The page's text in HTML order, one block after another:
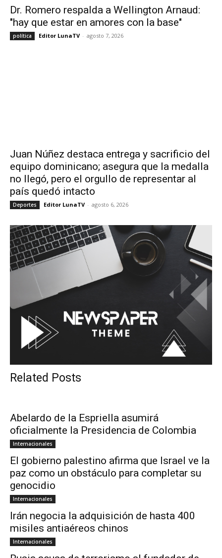
Dr. Romero respalda a Wellington Arnaud:
"hay que estar en amores con la base"
política Editor LunaTV - agosto 7, 2026
Juan Núñez destaca entrega y sacrificio del
equipo dominicano; asegura que la medalla
no llegó, pero el orgullo de representar al
país quedó intacto
Deportes Editor LunaTV - agosto 6, 2026
Related Posts
Abelardo de la Espriella asumirá
oficialmente la Presidencia de Colombia
Internacionales
El gobierno palestino afirma que Israel ve la
paz como un obstáculo para completar su
genocidio
Internacionales
Irán negocia la adquisición de hasta 400
misiles antiaéreos chinos
Internacionales